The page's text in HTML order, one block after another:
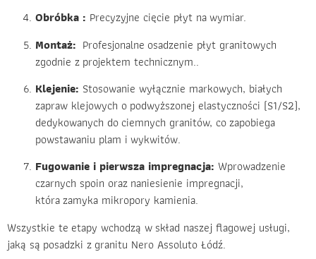
Obróbka : Precyzyjne cięcie płyt na wymiar.
Montaż: Profesjonalne osadzenie płyt granitowych
zgodnie z projektem technicznym..
Klejenie: Stosowanie wyłącznie markowych, białych
zapraw klejowych o podwyższonej elastyczności (S1/S2),
dedykowanych do ciemnych granitów, co zapobiega
powstawaniu plam i wykwitów.
Fugowanie i pierwsza impregnacja: Wprowadzenie
czarnych spoin oraz naniesienie impregnacji,
która zamyka mikropory kamienia.
Wszystkie te etapy wchodzą w skład naszej flagowej usługi,
jaką są posadzki z granitu Nero Assoluto Łódź.